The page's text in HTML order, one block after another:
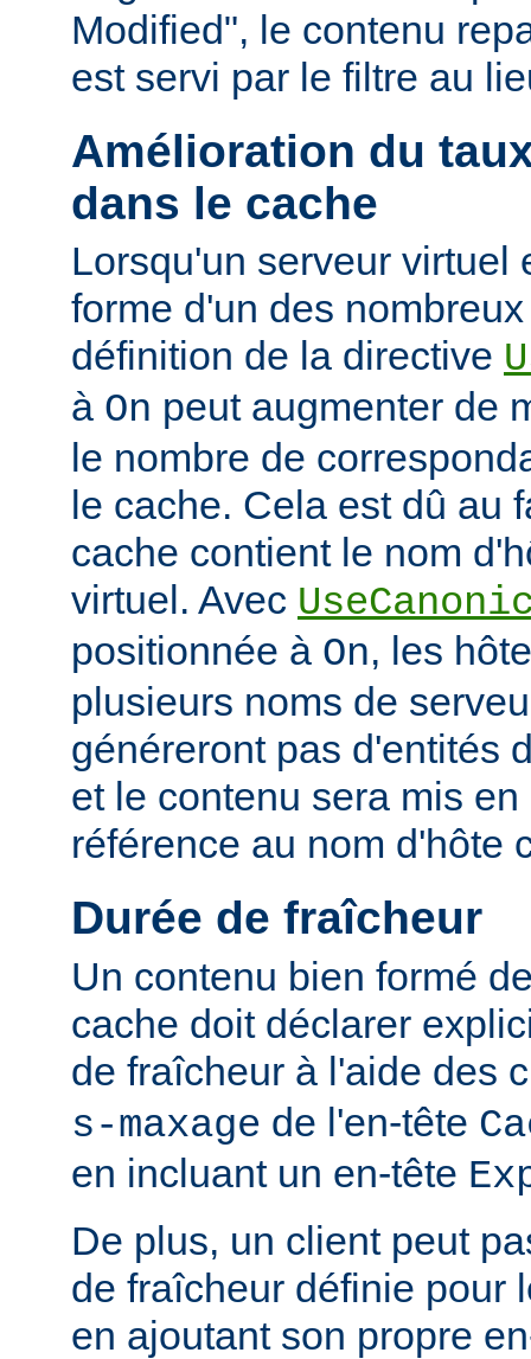
Modified", le contenu
est servi par le filtre au
Amélioration du
dans le cache
Lorsqu'un serveur virtuel
forme d'un des
définition de la directive
à On peut augmenter de
le nombre de
le cache. Cela est dû au
cache contient le nom
virtuel. Avec
positionnée à On, les
plusieurs noms de
généreront pas d'entités
et le contenu sera mis
référence au nom d'hôte
Durée de fraîcheur
Un contenu bien formé
cache doit déclarer
de fraîcheur à l'aide des
s-maxage de l'en-tête
en incluant un en-tête
De plus, un client peut
de fraîcheur définie pour
en ajoutant son propre